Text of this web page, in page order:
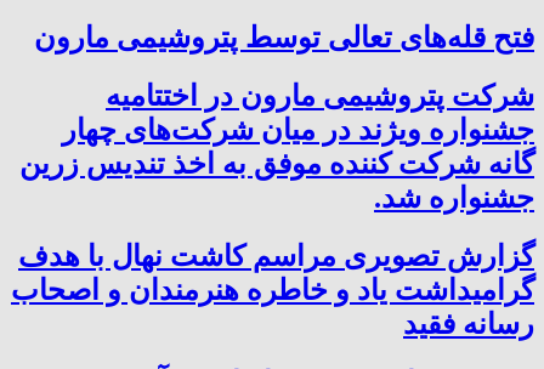
فتح‌ قله‌های تعالی توسط پتروشیمی مارون
شرکت پتروشیمی مارون در اختتامیه
جشنواره ویژند در میان شرکت‌های چهار
گانه شرکت کننده موفق به اخذ تندیس زرین
جشنواره شد.
گزارش تصویری مراسم کاشت نهال با هدف
گرامیداشت یاد و خاطره هنرمندان و اصحاب
رسانه فقید